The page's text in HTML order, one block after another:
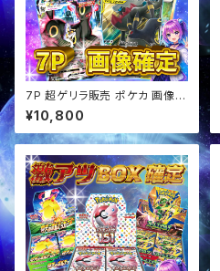
7P 超ゲリラ販売 ポケカ 画像確
定 オリパ
¥10,800